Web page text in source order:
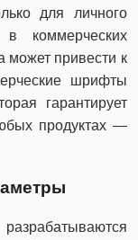
для личного
коммерческих
может привести к
шрифты
гарантирует
продуктах —